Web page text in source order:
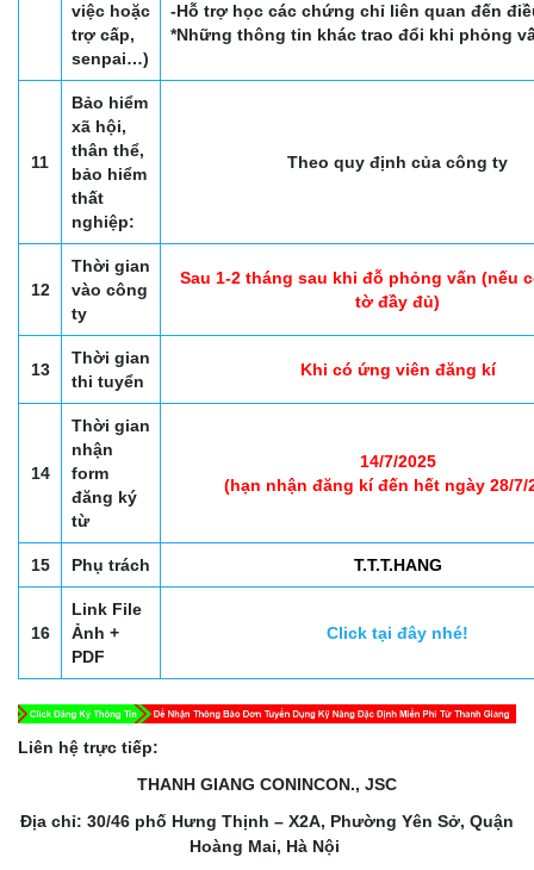
việc hoặc
trợ cấp,
senpai…)
-Hỗ trợ học các chứng chỉ liên quan đến
*Những thông tin khác trao đổi khi phỏng
11
Bảo hiểm
xã hội,
thân thể,
bảo hiểm
thất
nghiệp:
Theo quy định của công ty
12
Thời gian
vào công
ty
Sau 1-2 tháng sau khi đỗ phỏng vấn (nếu
tờ đầy đủ)
13
Thời gian
thi tuyển
Khi có ứng viên đăng kí
14
Thời gian
nhận
form
đăng ký
từ
14/7/2025
(hạn nhận đăng kí đến hết ngày 28/7/
15 Phụ trách T.T.T.HANG
16
Link File
Ảnh +
PDF
Click tại đây nhé!
Liên hệ trực tiếp:
THANH GIANG CONINCON., JSC
Địa chỉ: 30/46 phố Hưng Thịnh – X2A, Phường Yên Sở, Quận
Hoàng Mai, Hà Nội